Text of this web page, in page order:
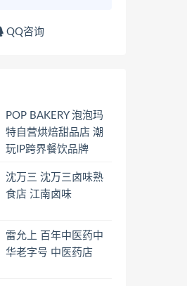
QQ咨询
POP BAKERY 泡泡玛
特自营烘焙甜品店 潮
玩IP跨界餐饮品牌
沈万三 沈万三卤味熟
食店 江南卤味
雷允上 百年中医药中
华老字号 中医药店